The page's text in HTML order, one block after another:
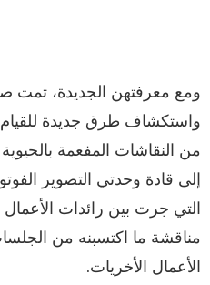
ومع معرفتهن الجديدة، تمت
واستكشاف طرق جديدة للقيام
إلى قادة وحدتي التصوير
التي جرت بين رائدات
مناقشة ما اكتسبنه من
الأعمال الأخريات.